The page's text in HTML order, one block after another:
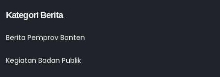
Kategori Berita
Berita Pemprov Banten
Kegiatan Badan Publik